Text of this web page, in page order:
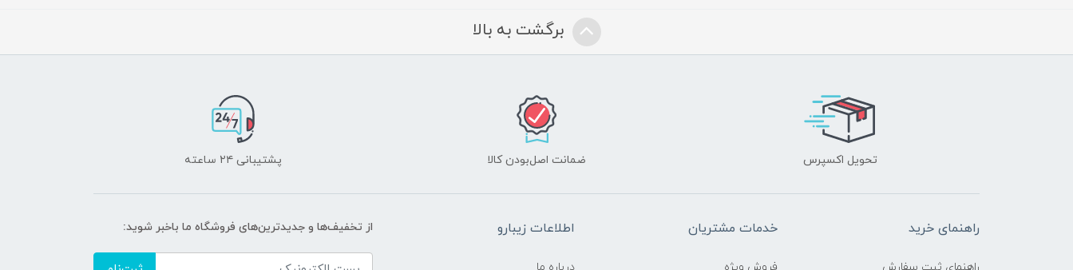
برگشت به بالا
تحویل اکسپرس ضمانت اصل‌بودن کالا پشتیبانی ۲۴ ساعته
راهنمای خرید خدمات مشتریان اطلاعات زیبارو از تخفیف‌ها و جدیدترین‌های فروشگاه ما باخبر شوید: